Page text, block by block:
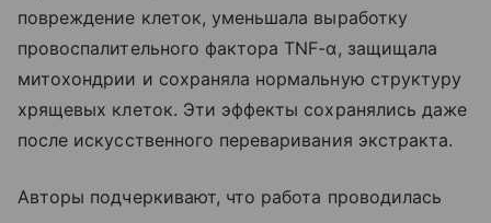
повреждение клеток, уменьшала выработку
провоспалительного фактора TNF-α, защищала
митохондрии и сохраняла нормальную структуру
хрящевых клеток. Эти эффекты сохранялись даже
после искусственного переваривания экстракта.
Авторы подчеркивают, что работа проводилась